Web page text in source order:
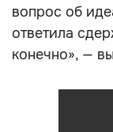
вопрос об
ответила
конечно», —